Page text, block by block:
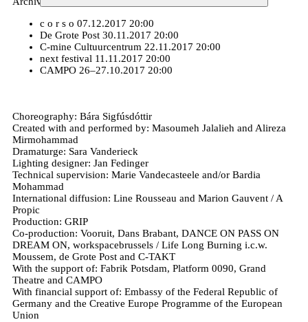
c o r s o 07.12.2017 20:00
De Grote Post 30.11.2017 20:00
C-mine Cultuurcentrum 22.11.2017 20:00
next festival 11.11.2017 20:00
CAMPO 26–27.10.2017 20:00
Choreography: Bára Sigfúsdóttir
Created with and performed by: Masoumeh Jalalieh and Alireza
Mirmohammad
Dramaturge: Sara Vanderieck
Lighting designer: Jan Fedinger
Technical supervision: Marie Vandecasteele and/or Bardia
Mohammad
International diffusion: Line Rousseau and Marion Gauvent / A
Propic
Production: GRIP
Co-production: Vooruit, Dans Brabant, DANCE ON PASS ON
DREAM ON, workspacebrussels / Life Long Burning i.c.w.
Moussem, de Grote Post and C-TAKT
With the support of: Fabrik Potsdam, Platform 0090, Grand
Theatre and CAMPO
With financial support of: Embassy of the Federal Republic of
Germany and the Creative Europe Programme of the European
Union